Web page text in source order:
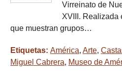
Virreinato de
XVIII. Realizada
que muestran grupos…
Etiquetas: América, Arte,
Miguel Cabrera, Museo de